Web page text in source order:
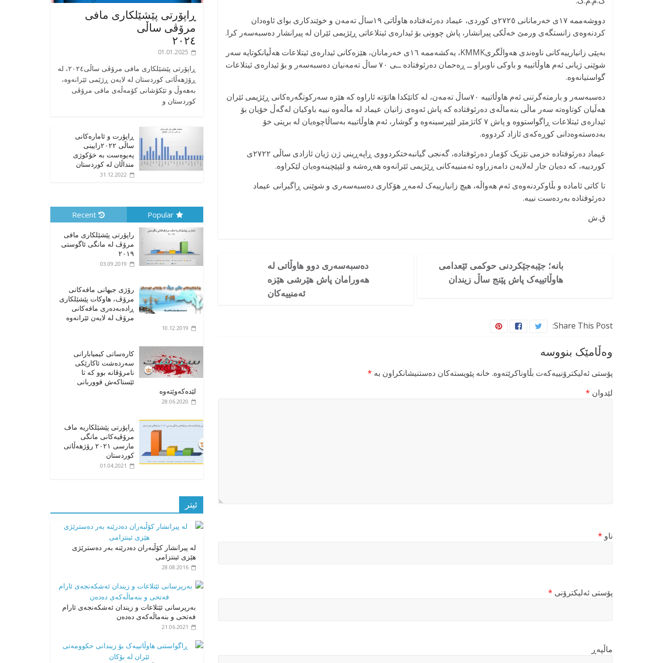
دووشەممە ١٧ی خەرمانانی ٢٧٢٥ی کوردی، عیماد دەرئەفتادە هاوڵاتی ١٩ساڵ تەمەن و خوێندکاری بوای ئاوەدان
کردنەوەی زانستگەی ورمێ خەڵکی پیرانشار، پاش چوونی بۆ ئیدارەی ئیتلاعاتی ڕێژیمی ئێران لە پیرانشار دەسبەسەر کرا.
بەپێی زانیارییەکانی ناوەندی هەواڵگریKMMK، یەکشەممە ١٦ی خەرمانان، هێزەکانی ئیدارەی ئیتلاعات هەڵیانکوتایە سەر
شوێنی ژیانی ئەم هاوڵاتییە و باوکی ناوبراو ــ ڕەحمان دەرئوفتادە ــی ٧٠ ساڵ تەمەنیان دەسبەسەر و بۆ ئیدارەی ئیتلاعات
گواستیانەوە.
دەسبەسەر و بارمتەگرتنی ئەم هاوڵاتییە ٧٠ساڵ تەمەن، لە کاتێکدا هاتۆتە ئاراوە کە هێزە سەرکوتگەرەکانی ڕێژیمی ئێران
هەڵیان کوتاوەتە سەر ماڵی بنەماڵەی دەرئوفتادە کە پاش ئەوەی زانیان عیماد لە ماڵەوە نییە باوکیان لەگەڵ خۆیان بۆ
ئیدارەی ئیتلاعات ڕاگواستووە و پاش ٧ کاتژمێر لێپرسینەوە و گوشار، ئەم هاوڵاتییە بەساڵاچوەیان لە بریتی خۆ
بەدەستەوەدانی کوڕەکەی ئازاد کردووە.
عیماد دەرئوفتادە خزمی نێزیک کۆمار دەرئوفتادە، گەنجی گیانبەختکردووی ڕاپەڕینی ژن ژیان ئازادی ساڵی ٢٧٢٢ی
کوردییە، کە دەیان جار لەلایەن دامەزراوە ئەمنییەکانی ڕێژیمی ئێرانەوە هەڕەشە و لێپێچینەوەیان لێکراوە.
تا کاتی ئامادە و بڵاوکردنەوەی ئەم هەواڵە، هیچ زانیارییەک لەمەڕ هۆکاری دەسبەسەری و شوێنی ڕاگیرانی عیماد
دەرئوفتادە بەردەست نییە.
ق.ش
بانە؛ جێبەجێکردنی حوکمی ئێعدامی
هاوڵاتییەک پاش پێنج ساڵ زیندان
دەسبەسەری دوو هاوڵاتی لە
هەورامان پاش هێرشی هێزە
ئەمنییەکان
Share This Post:
وەڵامێک بنووسە
پۆستی ئەلیکترۆنییەکەت بڵاوناکرێتەوە. خانە پێویستەکان دەستنیشانکراون بە *
لێدوان *
ناو *
پۆستی ئەلیکترۆنی *
ماڵپه‌ڕ
ڕاپۆرتی پێشێلکاری مافی
مرۆڤی ساڵی
٢٠٢٤
01.01.2025
‎ڕاپۆرتی پێشێلکاری مافی مرۆڤی ساڵی٢٠٢٤، له
ڕۆژهەڵاتی کوردستان له لایەن ڕژێمی ئێرانەوە،
بە‎هەوڵ و تێکۆشانی کۆمەڵەی مافی مرۆڤی
کوردستان و
ڕاپۆرت و ئامارەکانی
ساڵی ٢٠٢٢زایینی
پەیوەست بە خۆکوژی
منداڵان لە کوردستان
31.12.2022
Popular
Recent
راپۆرتی پێشێلكاری مافی
مرۆڤ له‌ مانگی ئاگوستی
٢٠١٩
03.09.2019
رۆژی جیهانی مافەکانی
مرۆڤ، هاوکات پێشێلکاری
ڕادەبەدەری مافەکانی
مرۆڤ لە لایەن ئێرانەوە
10.12.2019
کارەساتی کیمیابارانی
سەردەشت ئاکارێکی
نامرۆڤانە بوو کە تا
ئێستاکەش قووربانی
لێدەکەوێتەوە
28.06.2020
ڕاپۆرتی پێشێلکاریە ماف
مرۆڤیەکانی مانگی
مارسی ٢٠٢١ رۆژهەڵاتی
کوردستان
01.04.2021
ئیتر
لە پیرانشار کۆڵبەران دەدرێنە بەر دەسترێژی
هێزی ئینتزامی
28.08.2016
بەرپرسانی ئێتلاعات و زیندان ئەشکەنجەی ئارام
فەتحی و بنەماڵەکەی دەدەن
21.06.2021